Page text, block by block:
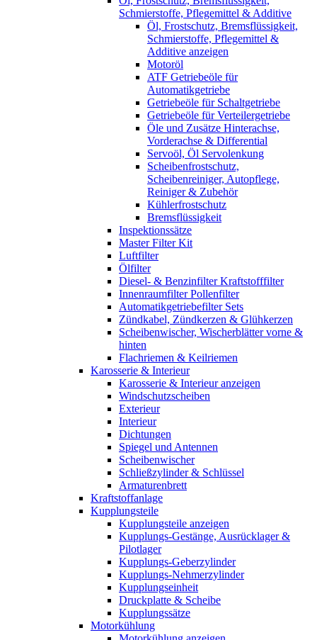
Schmierstoffe, Pflegemittel & Additive
Öl, Frostschutz, Bremsflüssigkeit,
Schmierstoffe, Pflegemittel &
Additive anzeigen
Motoröl
ATF Getriebeöle für
Automatikgetriebe
Getriebeöle für Schaltgetriebe
Getriebeöle für Verteilergetriebe
Öle und Zusätze Hinterachse,
Vorderachse & Differential
Servoöl, Öl Servolenkung
Scheibenfrostschutz,
Scheibenreiniger, Autopflege,
Reiniger & Zubehör
Kühlerfrostschutz
Bremsflüssigkeit
Inspektionssätze
Master Filter Kit
Luftfilter
Ölfilter
Diesel- & Benzinfilter Kraftstofffilter
Innenraumfilter Pollenfilter
Automatikgetriebefilter Sets
Zündkabel, Zündkerzen & Glühkerzen
Scheibenwischer, Wischerblätter vorne &
hinten
Flachriemen & Keilriemen
Karosserie & Interieur
Karosserie & Interieur anzeigen
Windschutzscheiben
Exterieur
Interieur
Dichtungen
Spiegel und Antennen
Scheibenwischer
Schließzylinder & Schlüssel
Armaturenbrett
Kraftstoffanlage
Kupplungsteile
Kupplungsteile anzeigen
Kupplungs-Gestänge, Ausrücklager &
Pilotlager
Kupplungs-Geberzylinder
Kupplungs-Nehmerzylinder
Kupplungseinheit
Druckplatte & Scheibe
Kupplungssätze
Motorkühlung